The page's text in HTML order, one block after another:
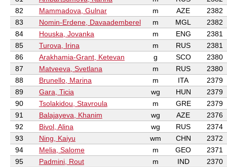
82
Mammadova, Gulnar m AZE
2382
83
Nomin-Erdene, Davaademberel m MGL
2382
84
Houska, Jovanka m ENG
2381
85
Turova, Irina m RUS
2381
86
Arakhamia-Grant, Ketevan g SCO
2380
87
Matveeva, Svetlana m RUS
2380
88
Brunello, Marina m ITA
2379
89
Gara, Ticia wg HUN
2379
90
Tsolakidou, Stavroula m GRE
2379
91
Balajayeva, Khanim wg AZE
2376
92
Bivol, Alina wg RUS
2374
93
Ning, Kaiyu wm CHN
2372
94
Melia, Salome m GEO
2371
95
Padmini, Rout m IND
2370